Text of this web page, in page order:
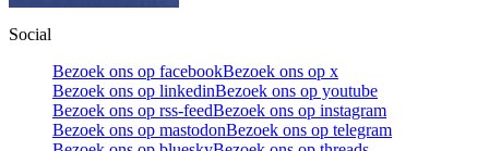
Social
Bezoek ons op facebookBezoek ons op x
Bezoek ons op linkedinBezoek ons op youtube
Bezoek ons op rss-feedBezoek ons op instagram
Bezoek ons op mastodonBezoek ons op telegram